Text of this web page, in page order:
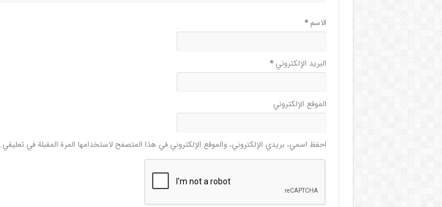
الاسم*
البريد الإلكتروني*
الموقع الإلكتروني
احفظ اسمي، بريدي الإلكتروني، والموقع الإلكتروني في هذا المتصفح لاستخدامها المرة المقبلة في تعليقي.